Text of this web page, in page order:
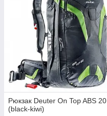
Рюкзак Deuter On Top ABS 20
(black-kiwi)